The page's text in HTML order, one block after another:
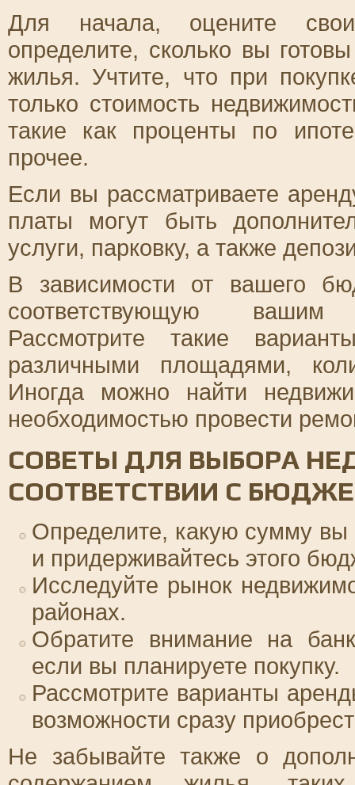
Для начала, оцените
определите, сколько вы
жилья. Учтите, что при
только стоимость
такие как проценты по
прочее.
Если вы рассматриваете
платы могут быть
услуги, парковку, а также
В зависимости от вашего
соответствующую
Рассмотрите такие
различными площадями,
Иногда можно найти
необходимостью провести
СОВЕТЫ ДЛЯ ВЫБОРА
СООТВЕТСТВИИ С
Определите, какую сумму вы
и придерживайтесь этого
Исследуйте рынок
районах.
Обратите внимание на
если вы планируете покупку.
Рассмотрите варианты
возможности сразу
Не забывайте также о